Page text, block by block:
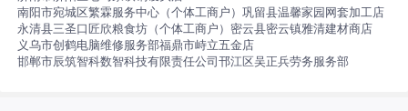
南阳市宛城区繁霖服务中心（个体工商户）巩留县温馨家园网套加工店
永清县三圣口匠欣粮食坊（个体工商户） 密云县密云镇雅清建材商店
义乌市创鹤电脑维修服务部福鼎市峙立五金店
邯郸市辰筑智科数智科技有限责任公司邗江区吴正兵劳务服务部